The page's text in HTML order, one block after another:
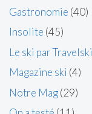
Gastronomie (40)
Insolite (45)
Le ski par Travelski
Magazine ski (4)
Notre Mag(29)